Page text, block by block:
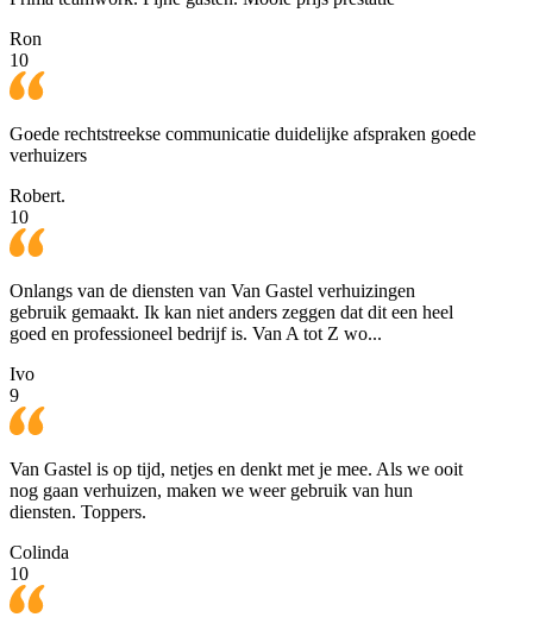
Ron
10
Goede rechtstreekse communicatie duidelijke afspraken goede
verhuizers
Robert.
10
Onlangs van de diensten van Van Gastel verhuizingen
gebruik gemaakt. Ik kan niet anders zeggen dat dit een heel
goed en professioneel bedrijf is. Van A tot Z wo...
Ivo
9
Van Gastel is op tijd, netjes en denkt met je mee. Als we ooit
nog gaan verhuizen, maken we weer gebruik van hun
diensten. Toppers.
Colinda
10